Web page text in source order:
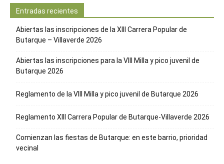
Entradas recientes
Abiertas las inscripciones de la XIII Carrera Popular de
Butarque – Villaverde 2026
Abiertas las inscripciones para la VIII Milla y pico juvenil de
Butarque 2026
Reglamento de la VIII Milla y pico juvenil de Butarque 2026
Reglamento XIII Carrera Popular de Butarque-Villaverde 2026
Comienzan las fiestas de Butarque: en este barrio, prioridad
vecinal